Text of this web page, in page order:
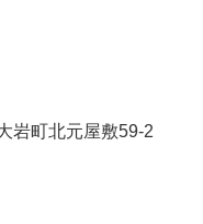
岩町北元屋敷59-2